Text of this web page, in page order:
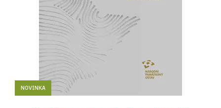
NOVINKA